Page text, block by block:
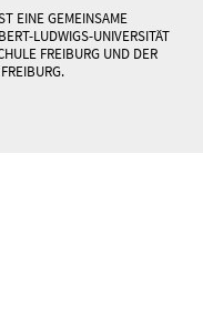
EINE GEMEINSAME
LUDWIGS-UNIVERSITÄT
FREIBURG UND DER